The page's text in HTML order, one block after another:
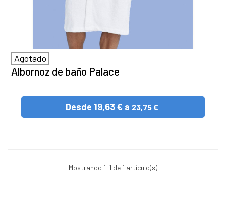
Agotado
Albornoz de baño Palace
Desde 19,63 € a 23,75 €
Mostrando 1-1 de 1 artículo(s)